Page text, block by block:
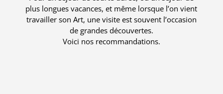
plus longues vacances, et même lorsque l’on vient
travailler son Art, une visite est souvent l’occasion
de grandes découvertes.
Voici nos recommandations.